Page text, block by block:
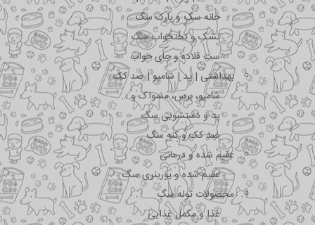
خانه سگ و پارک سگ
تشک و تختخواب سگ
ست قلاده و جای خواب
بهداشتی | پد | شامپو | ضد کک
شامپو، برس، مسواک و …
پد و دستشویی سگ
ضد کک و کنه سگ
عقیم شده و درمانی
عقیم شده و یورینری سگ
محصولات توله سگ
غذا و مکمل غذایی